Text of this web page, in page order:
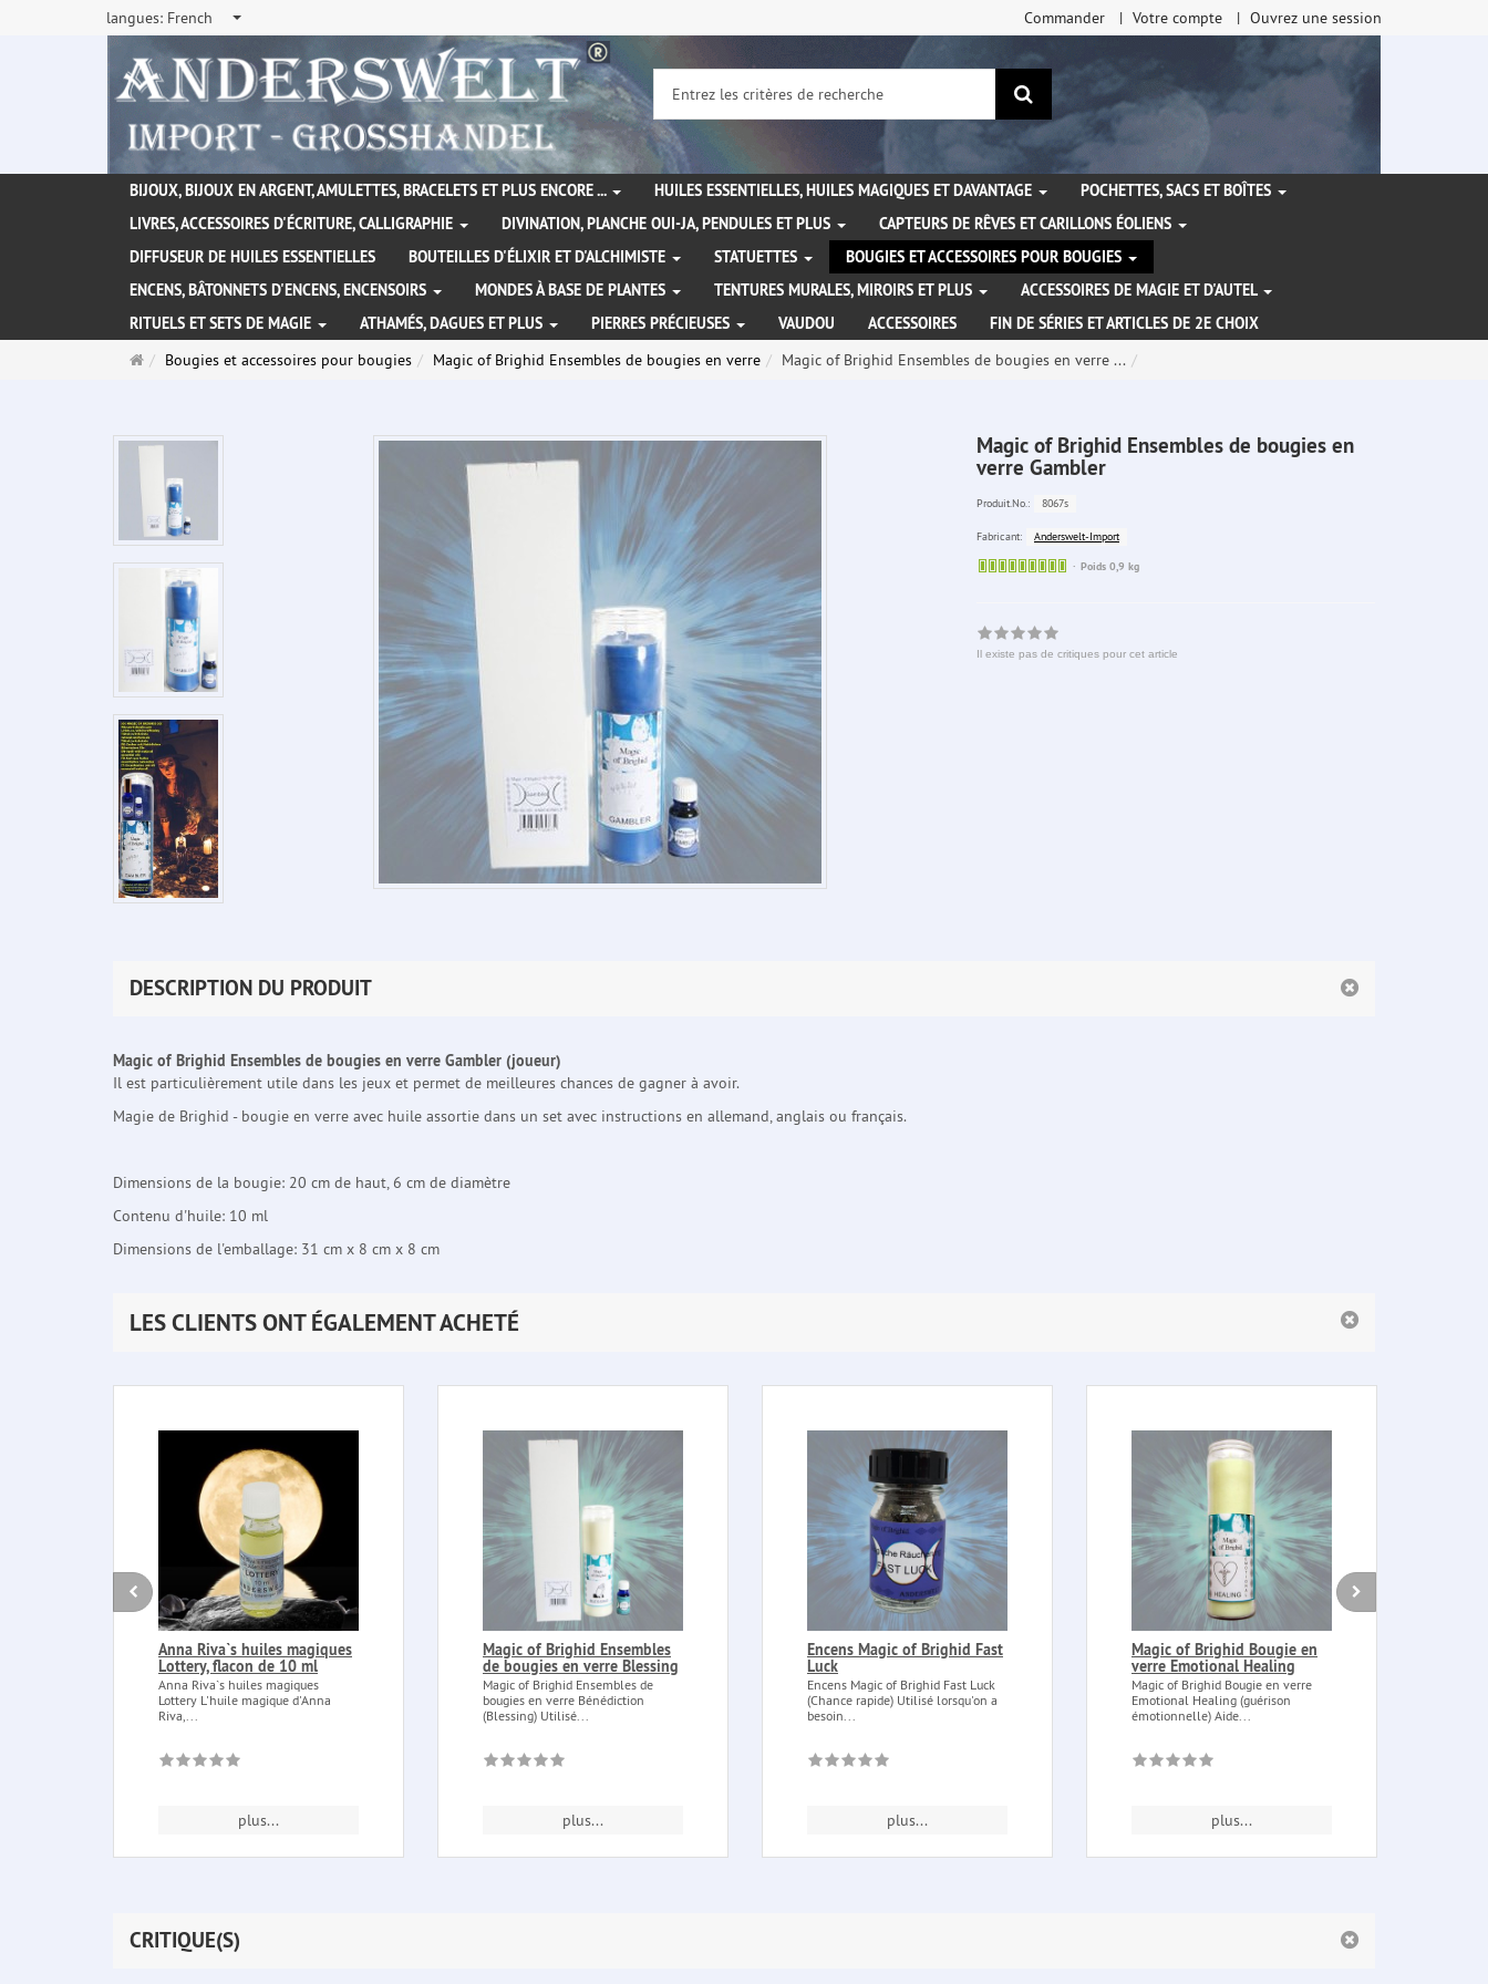
langues: French Commander Votre compte Ouvrez une session
Rechercher
BIJOUX, BIJOUX EN ARGENT, AMULETTES, BRACELETS ET PLUS ENCORE ... HUILES ESSENTIELLES, HUILES MAGIQUES ET DAVANTAGE
POCHETTES, SACS ET BOÎTES
LIVRES, ACCESSOIRES D'ÉCRITURE, CALLIGRAPHIE
DIVINATION, PLANCHE OUI-JA, PENDULES ET PLUS
CAPTEURS DE RÊVES ET CARILLONS ÉOLIENS
DIFFUSEUR DE HUILES ESSENTIELLES
BOUTEILLES D'ÉLIXIR ET D'ALCHIMISTE STATUETTES
BOUGIES ET ACCESSOIRES POUR BOUGIES
ENCENS, BÂTONNETS D'ENCENS, ENCENSOIRS
MONDES À BASE DE PLANTES TENTURES MURALES, MIROIRS ET PLUS
ACCESSOIRES DE MAGIE ET D'AUTEL
RITUELS ET SETS DE MAGIE
ATHAMÉS, DAGUES ET PLUS PIERRES PRÉCIEUSES VAUDOU ACCESSOIRES
FIN DE SÉRIES ET ARTICLES DE 2E CHOIX
PageBougies et accessoires pour bougies Magic of Brighid Ensembles de bougies en verre Magic of Brighid Ensembles de bougies en verre ...
Magic of Brighid Ensembles de bougies en
verre Gambler
Produit.No.: 8067s
Fabricant:
Anderswelt-Import
Sofort
Poids 0,9 kg
Il existe pas de critiques pour cet article
DESCRIPTION DU PRODUIT
Magic of Brighid Ensembles de bougies en verre Gambler (joueur)
Il est particulièrement utile dans les jeux et permet de meilleures chances de gagner à avoir.
Magie de Brighid - bougie en verre avec huile assortie dans un set avec instructions en allemand, anglais ou français.
Dimensions de la bougie: 20 cm de haut, 6 cm de diamètre
Contenu d'huile: 10 ml
Dimensions de l'emballage: 31 cm x 8 cm x 8 cm
LES CLIENTS ONT ÉGALEMENT ACHETÉ
Anna Riva`s huiles magiques
Lottery, flacon de 10 ml
Anna Riva`s huiles magiques
Lottery L'huile magique d'Anna
Riva,...
plus...
Magic of Brighid Ensembles
de bougies en verre Blessing
Magic of Brighid Ensembles de
bougies en verre Bénédiction
(Blessing) Utilisé...
plus...
Encens Magic of Brighid Fast
Luck
Encens Magic of Brighid Fast Luck
(Chance rapide) Utilisé lorsqu'on a
besoin...
plus...
Magic of Brighid Bougie en
verre Emotional Healing
Magic of Brighid Bougie en verre
Emotional Healing (guérison
émotionnelle) Aide...
plus...
CRITIQUE(S)